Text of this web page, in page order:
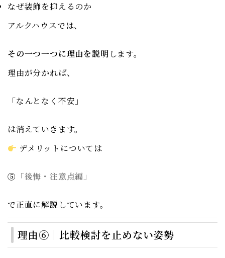
なぜ装飾を抑えるのか
アルクハウスでは、
その一つ一つに理由を説明 します。
理由が分かれば、
「なんとなく不安」
は消えていきます。
デメリットについては
⑤ 「後悔・注意点編」
で正直に解説しています。
理由⑥｜比較検討を止めない姿勢